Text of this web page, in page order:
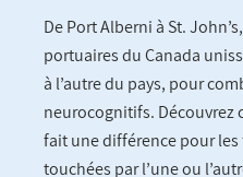
De Port Alberni à St.
portuaires du Canada
à l’autre du pays, pour
neurocognitifs. Découvrez
fait une différence pour
touchées par l’une ou